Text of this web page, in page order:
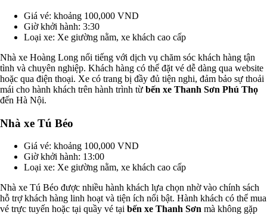
Giá vé: khoảng 100,000 VND
Giờ khởi hành: 3:30
Loại xe: Xe giường nằm, xe khách cao cấp
Nhà xe Hoàng Long nổi tiếng với dịch vụ chăm sóc khách hàng tận
tình và chuyên nghiệp. Khách hàng có thể đặt vé dễ dàng qua website
hoặc qua điện thoại. Xe có trang bị đầy đủ tiện nghi, đảm bảo sự thoải
mái cho hành khách trên hành trình từ bến xe Thanh Sơn Phú Thọ
đến Hà Nội.
Nhà xe Tú Béo
Giá vé: khoảng 100,000 VND
Giờ khởi hành: 13:00
Loại xe: Xe giường nằm, xe khách cao cấp
Nhà xe Tú Béo được nhiều hành khách lựa chọn nhờ vào chính sách
hỗ trợ khách hàng linh hoạt và tiện ích nổi bật. Hành khách có thể mua
vé trực tuyến hoặc tại quầy vé tại bến xe Thanh Sơn mà không gặp